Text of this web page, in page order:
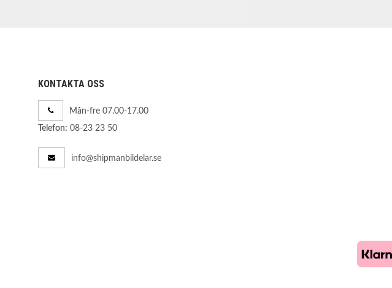
KONTAKTA OSS
Mån-fre 07.00-17.00
Telefon: 08-23 23 50
info@shipmanbildelar.se